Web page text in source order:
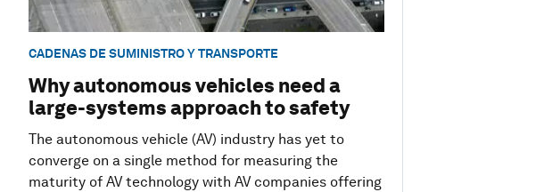
CADENAS DE SUMINISTRO Y TRANSPORTE
Why autonomous vehicles need a
large-systems approach to safety
The autonomous vehicle (AV) industry has yet to
converge on a single method for measuring the
maturity of AV technology with AV companies offering